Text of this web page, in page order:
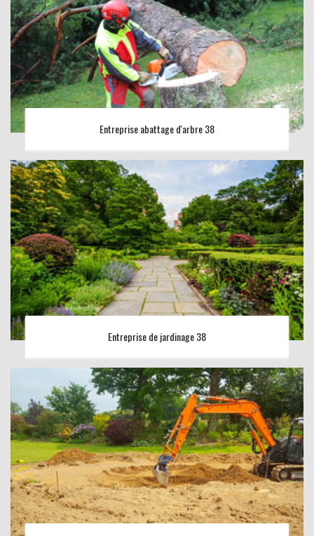
Entreprise abattage d'arbre 38
Entreprise de jardinage 38